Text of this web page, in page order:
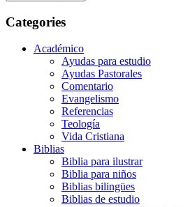
Categories
Académico
Ayudas para estudio
Ayudas Pastorales
Comentario
Evangelismo
Referencias
Teología
Vida Cristiana
Biblias
Biblia para ilustrar
Biblia para niños
Biblias bilingües
Biblias de estudio